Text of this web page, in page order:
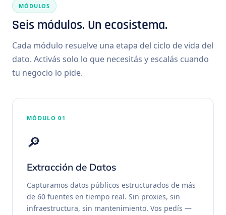
MÓDULOS
Seis módulos. Un ecosistema.
Cada módulo resuelve una etapa del ciclo de vida del
dato. Activás solo lo que necesitás y escalás cuando
tu negocio lo pide.
MÓDULO 01
🔎
Extracción de Datos
Capturamos datos públicos estructurados de más
de 60 fuentes en tiempo real. Sin proxies, sin
infraestructura, sin mantenimiento. Vos pedís —